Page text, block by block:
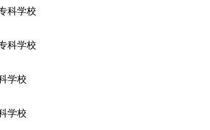
科学校
科学校
学校
学校